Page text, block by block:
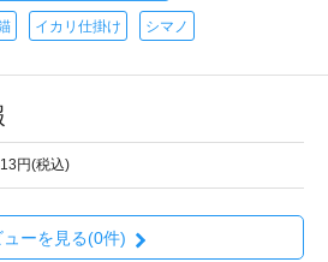
イカリ仕掛け シマノ
円(税込)
ューを見る(0件)